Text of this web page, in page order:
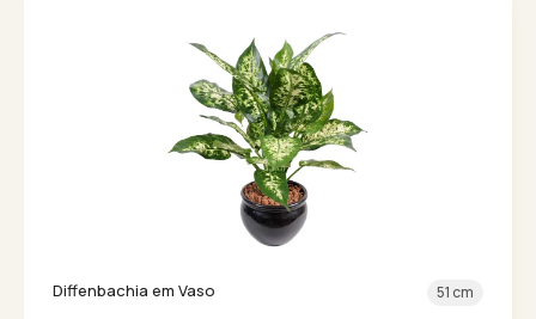
Diffenbachia em Vaso 51 cm